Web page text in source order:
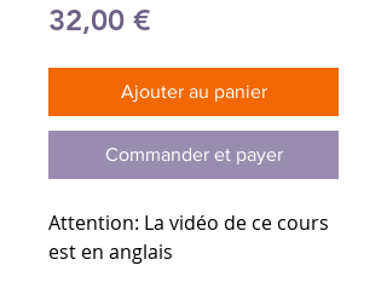
32,00 €
Ajouter au panier
Commander et payer
Attention: La vidéo de ce cours
est en anglais